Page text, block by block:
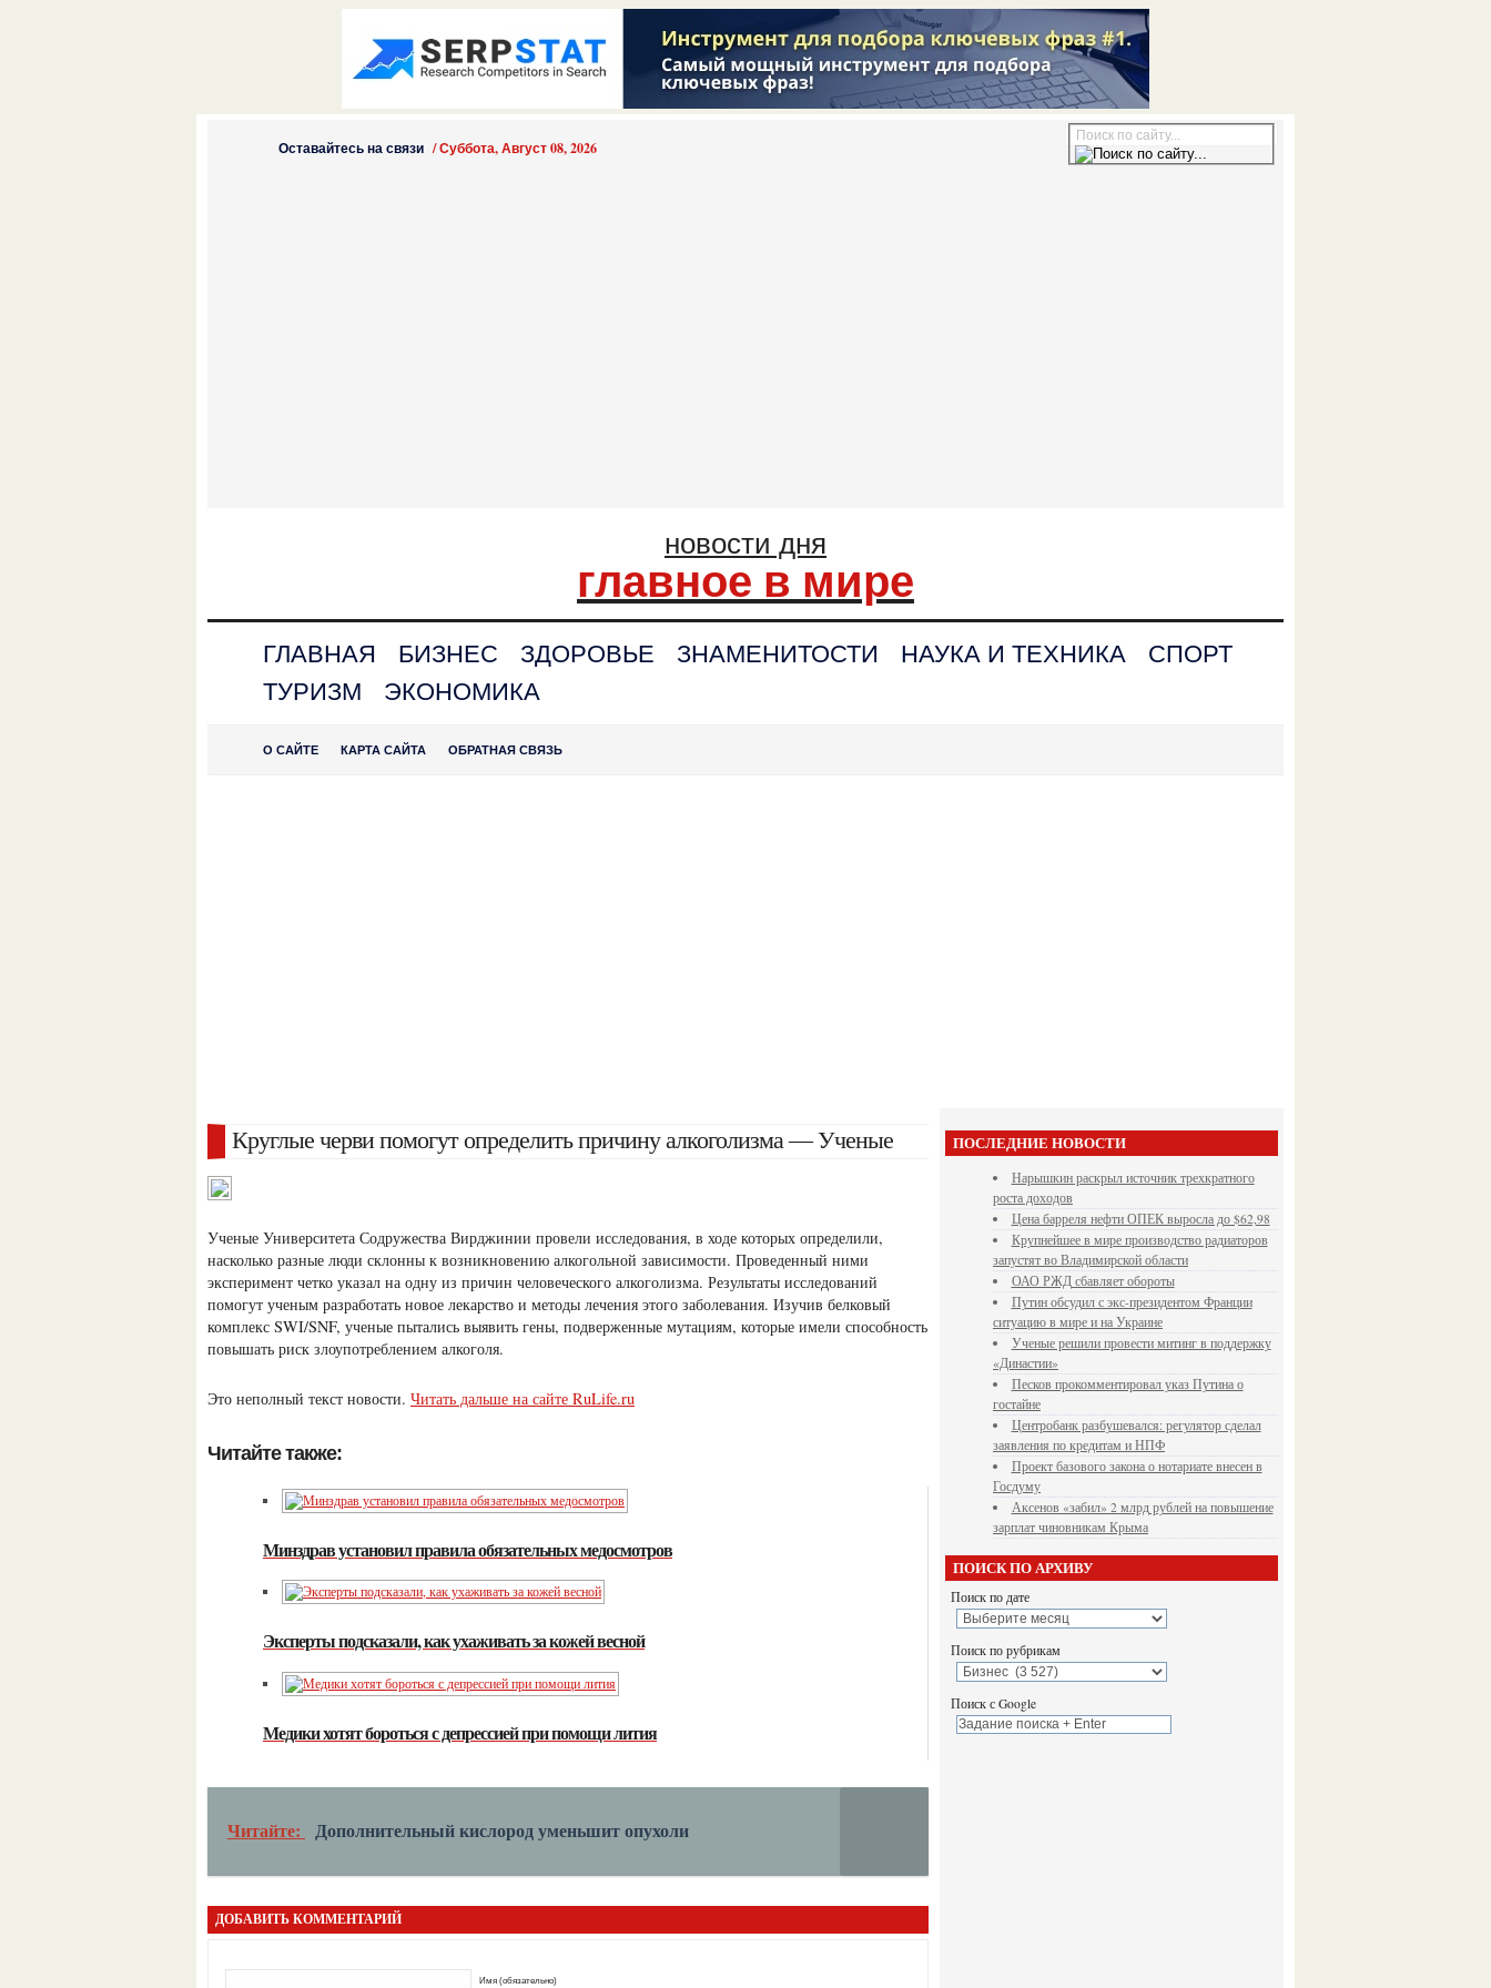
Оставайтесь на связи /Суббота, Август 08, 2026
новости дня
главное в мире
ГЛАВНАЯ БИЗНЕС ЗДОРОВЬЕ ЗНАМЕНИТОСТИ НАУКА И ТЕХНИКА
СПОРТ
ТУРИЗМ
ЭКОНОМИКА
О САЙТЕ КАРТА САЙТА ОБРАТНАЯ СВЯЗЬ
Круглые черви помогут определить причину алкоголизма — Ученые
Ученые Университета Содружества Вирджинии провели исследования, в ходе которых определили,
насколько разные люди склонны к возникновению алкогольной зависимости. Проведенный ними
эксперимент четко указал на одну из причин человеческого алкоголизма. Результаты исследований
помогут ученым разработать новое лекарство и методы лечения этого заболевания. Изучив белковый
комплекс SWI/SNF, ученые пытались выявить гены, подверженные мутациям, которые имели способность
повышать риск злоупотреблением алкоголя.
Это неполный текст новости. Читать дальше на сайте RuLife.ru
Читайте также:
Минздрав установил правила обязательных медосмотров
Эксперты подсказали, как ухаживать за кожей весной
Медики хотят бороться с депрессией при помощи лития
Читайте: Дополнительный кислород уменьшит опухоли
ДОБАВИТЬ КОММЕНТАРИЙ
Имя (обязательно)
ПОСЛЕДНИЕ НОВОСТИ
Нарышкин раскрыл источник трехкратного
роста доходов
Цена барреля нефти ОПЕК выросла до $62,98
Крупнейшее в мире производство радиаторов
запустят во Владимирской области
ОАО РЖД сбавляет обороты
Путин обсудил с экс-президентом Франции
ситуацию в мире и на Украине
Ученые решили провести митинг в поддержку
«Династии»
Песков прокомментировал указ Путина о
гостайне
Центробанк разбушевался: регулятор сделал
заявления по кредитам и НПФ
Проект базового закона о нотариате внесен в
Госдуму
Аксенов «забил» 2 млрд рублей на повышение
зарплат чиновникам Крыма
ПОИСК ПО АРХИВУ
Поиск по дате
Поиск по рубрикам
Поиск с Google